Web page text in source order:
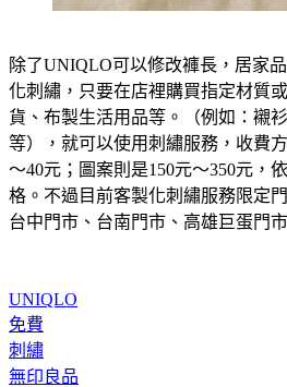
除了UNIQLO可以修改褲長，居家
化刺繡，只要在店裡購買指定材質
貨、布製生活用品等。（例如：襯
等），就可以使用刺繡服務，收費
～40元；圖案則是150元～350元，
格。不過目前客製化刺繡服務限定
台中門市、台南門市、高雄巨蛋門市
UNIQLO
免費
刺繡
無印良品